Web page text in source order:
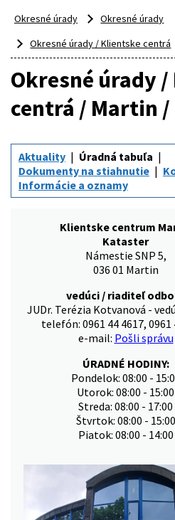
Okresné úrady
Okresné úrady
Okresné úrady / Klientske centrá
Okresné úrady
centrá / Martin
Aktuality
Úradná tabuľa
Dokumenty na stiahnutie
Informácie a oznamy
Klientske centrum
Kataster
Námestie SNP 5,
036 01 Martin
vedúci / riaditeľ
JUDr. Terézia Kotvanová -
telefón: 0961 44 4617, 0961
e-mail: Pošli správu
ÚRADNÉ HODINY:
Pondelok: 08:00 -
Utorok: 08:00 - 15:00
Streda: 08:00 - 17:00
Štvrtok: 08:00 - 15:00
Piatok: 08:00 - 14:00